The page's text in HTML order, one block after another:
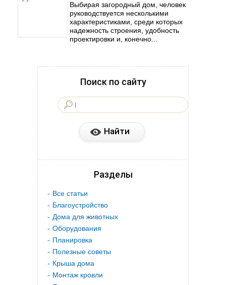
Выбирая загородный дом, человек
руководствуется несколькими
характеристиками, среди которых
надежность строения, удобность
проектировки и, конечно...
Поиск по сайту
Разделы
Все статьи
Благоустройство
Дома для животных
Оборудования
Планировка
Полезные советы
Крыша дома
Монтаж кровли